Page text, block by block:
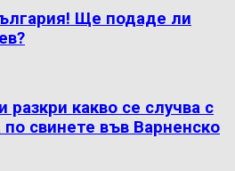
Ще подаде ли
какво се случва с
свинете във Варненско